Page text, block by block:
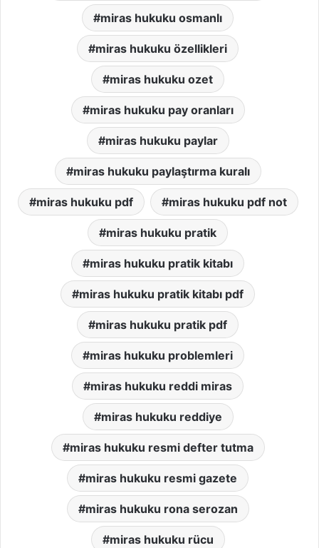
miras hukuku osmanlı
miras hukuku özellikleri
miras hukuku ozet
miras hukuku pay oranları
miras hukuku paylar
miras hukuku paylaştırma kuralı
miras hukuku pdf miras hukuku pdf not
miras hukuku pratik
miras hukuku pratik kitabı
miras hukuku pratik kitabı pdf
miras hukuku pratik pdf
miras hukuku problemleri
miras hukuku reddi miras
miras hukuku reddiye
miras hukuku resmi defter tutma
miras hukuku resmi gazete
miras hukuku rona serozan
miras hukuku rücu